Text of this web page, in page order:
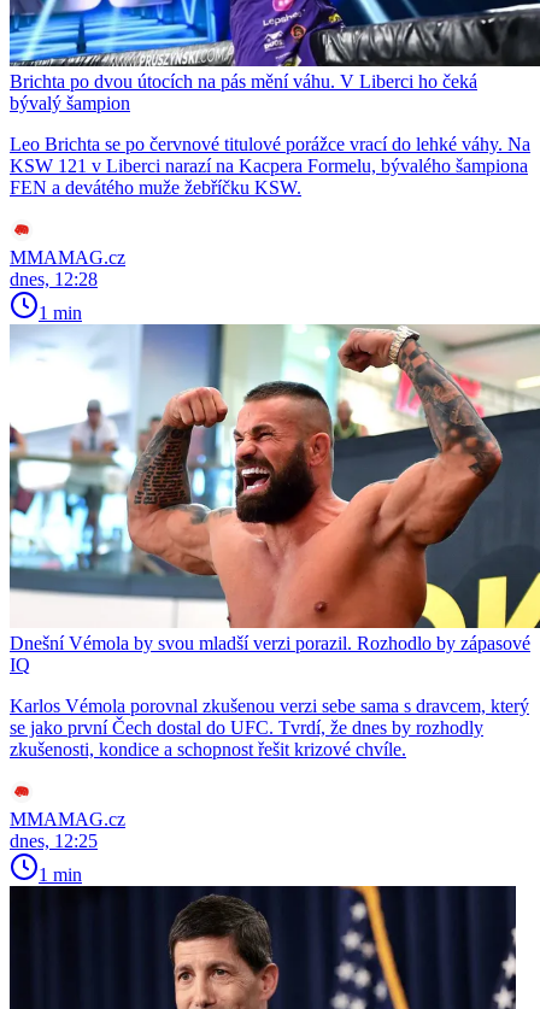
Brichta po dvou útocích na pás mění váhu. V Liberci ho čeká
bývalý šampion
Leo Brichta se po červnové titulové porážce vrací do lehké váhy. Na
KSW 121 v Liberci narazí na Kacpera Formelu, bývalého šampiona
FEN a devátého muže žebříčku KSW.
MMAMAG.cz
dnes, 12:28
1 min
Dnešní Vémola by svou mladší verzi porazil. Rozhodlo by zápasové
IQ
Karlos Vémola porovnal zkušenou verzi sebe sama s dravcem, který
se jako první Čech dostal do UFC. Tvrdí, že dnes by rozhodly
zkušenosti, kondice a schopnost řešit krizové chvíle.
MMAMAG.cz
dnes, 12:25
1 min